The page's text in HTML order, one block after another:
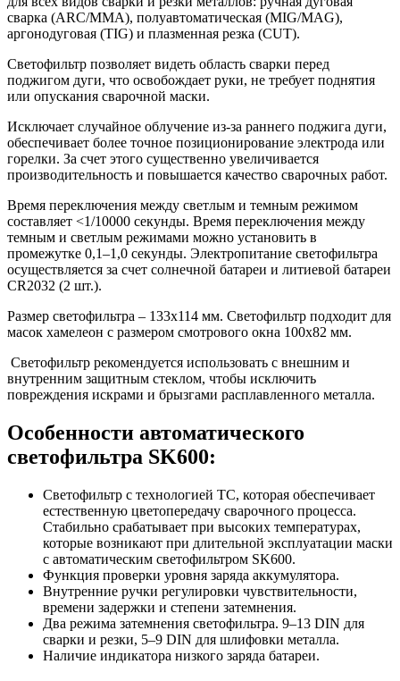
сварка (ARC/MMA), полуавтоматическая (MIG/MAG),
аргонодуговая (TIG) и плазменная резка (CUT).
Светофильтр позволяет видеть область сварки перед
поджигом дуги, что освобождает руки, не требует поднятия
или опускания сварочной маски.
Исключает случайное облучение из-за раннего поджига дуги,
обеспечивает более точное позиционирование электрода или
горелки. За счет этого существенно увеличивается
производительность и повышается качество сварочных работ.
Время переключения между светлым и темным режимом
составляет <1/10000 секунды. Время переключения между
темным и светлым режимами можно установить в
промежутке 0,1–1,0 секунды. Электропитание светофильтра
осуществляется за счет солнечной батареи и литиевой батареи
CR2032 (2 шт.).
Размер светофильтра – 133х114 мм. Светофильтр подходит для
масок хамелеон с размером смотрового окна 100х82 мм.
Светофильтр рекомендуется использовать с внешним и
внутренним защитным стеклом, чтобы исключить
повреждения искрами и брызгами расплавленного металла.
Особенности автоматического
светофильтра SK600:
Светофильтр с технологией ТС, которая обеспечивает
естественную цветопередачу сварочного процесса.
Стабильно срабатывает при высоких температурах,
которые возникают при длительной эксплуатации маски
с автоматическим светофильтром SK600.
Функция проверки уровня заряда аккумулятора.
Внутренние ручки регулировки чувствительности,
времени задержки и степени затемнения.
Два режима затемнения светофильтра. 9–13 DIN для
сварки и резки, 5–9 DIN для шлифовки металла.
Наличие индикатора низкого заряда батареи.